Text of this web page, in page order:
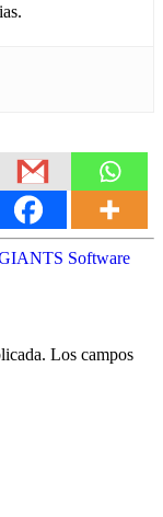
Software
Los campos